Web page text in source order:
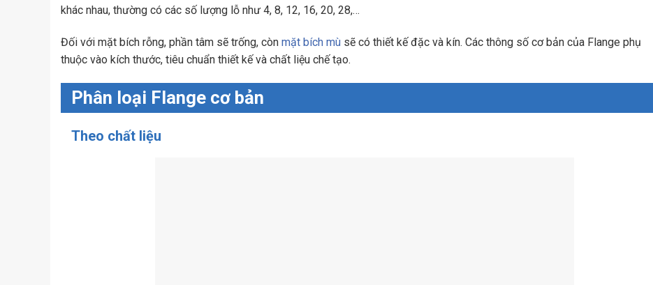
khác nhau, thường có các số lượng lỗ như 4, 8, 12, 16, 20, 28,…
Đối với mặt bích rỗng, phần tâm sẽ trống, còn mặt bích mù sẽ có thiết kế đặc và kín. Các thông số cơ bản của Flange phụ
thuộc vào kích thước, tiêu chuẩn thiết kế và chất liệu chế tạo.
Phân loại Flange cơ bản
Theo chất liệu